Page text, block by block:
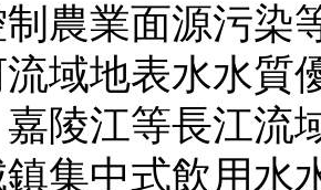
農業面源污染
域地表水水質
陵江等長江流
集中式飲用水